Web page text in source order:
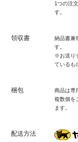
1つの注
す。
領収書
納品書兼
す。
※お送り
ているも
梱包
商品は専
複数個を
ます。
配送方法